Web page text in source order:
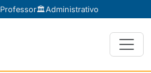
Professor🏛️Administrativo